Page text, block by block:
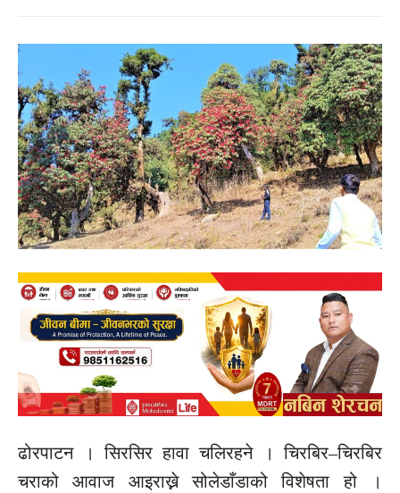
ढोरपाटन । सिरसिर हावा चलिरहने । चिरबिर–चिरबिर
चराको आवाज आइराख्ने सोलेडाँडाको विशेषता हो ।